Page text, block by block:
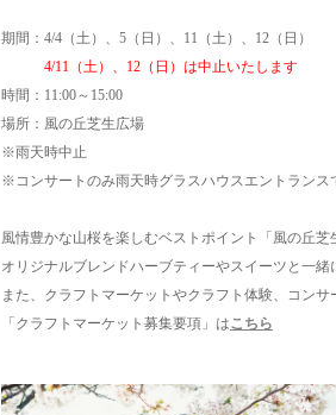
期間：4/4（土）、5（日）、11（土）、12（日）
4/11（土）、12（日）は中止いたします
時間：11:00～15:00
場所：風の丘芝生広場
※雨天時中止
※コンサートのみ雨天時グラスハウスエントランス
風情豊かな山桜を楽しむベストポイント「風の丘
オリジナルブレンドハーブティーやスイーツと一
また、クラフトマーケットやクラフト体験、コンサ
「クラフトマーケット募集要項」はこちら